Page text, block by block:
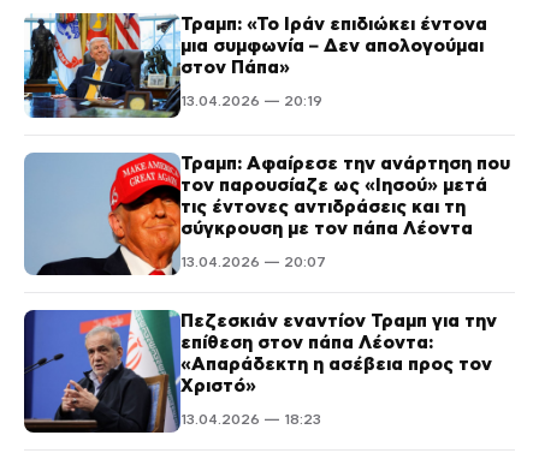
Τραμπ: «Το Ιράν επιδιώκει έντονα
μια συμφωνία – Δεν απολογούμαι
στον Πάπα»
13.04.2026 — 20:19
Τραμπ: Αφαίρεσε την ανάρτηση που
τον παρουσίαζε ως «Ιησού» μετά
τις έντονες αντιδράσεις και τη
σύγκρουση με τον πάπα Λέοντα
13.04.2026 — 20:07
Πεζεσκιάν εναντίον Τραμπ για την
επίθεση στον πάπα Λέοντα:
«Απαράδεκτη η ασέβεια προς τον
Χριστό»
13.04.2026 — 18:23